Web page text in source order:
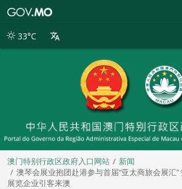
别
33°C
澳门特别行政区政府入口网站
新闻
澳琴会展业抱团赴港参与首届“亚太商旅会展汇
展览企业引客来澳